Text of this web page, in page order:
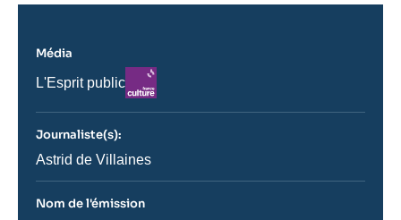
Média
Nom
journal,
ou
émission
L'Esprit public
Logo
Journaliste(s):
Journaliste
Astrid de Villaines
Nom de l'émission